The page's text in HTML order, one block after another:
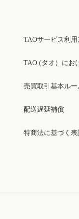
TAOサービス利用
TAO (タオ）にお
売買取引基本ルー
配送遅延補償
特商法に基づく表